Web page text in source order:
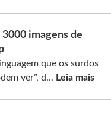
imagens de
que os surdos
ver”, d... Leia mais